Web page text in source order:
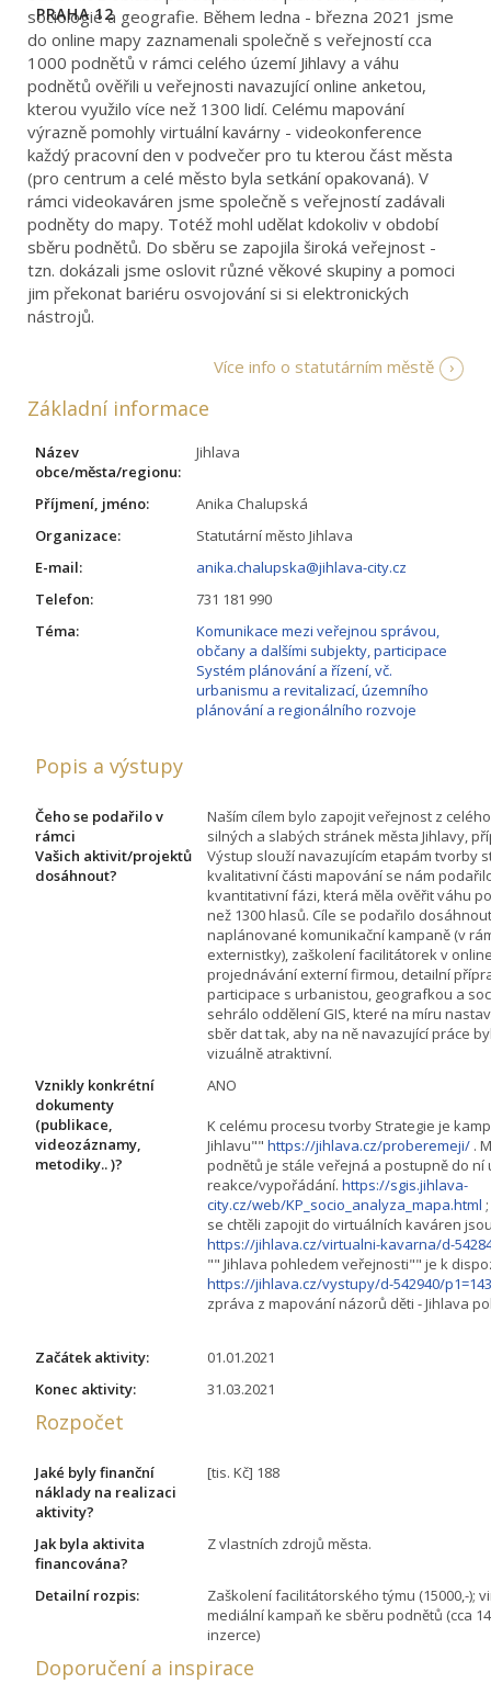
PRAHA 12
sociologie a geografie. Během ledna - března 2021 jsme
do online mapy zaznamenali společně s veřejností cca
1000 podnětů v rámci celého území Jihlavy a váhu
podnětů ověřili u veřejnosti navazující online anketou,
kterou využilo více než 1300 lidí. Celému mapování
výrazně pomohly virtuální kavárny - videokonference
každý pracovní den v podvečer pro tu kterou část města
(pro centrum a celé město byla setkání opakovaná). V
rámci videokaváren jsme společně s veřejností zadávali
podněty do mapy. Totéž mohl udělat kdokoliv v období
sběru podnětů. Do sběru se zapojila široká veřejnost -
tzn. dokázali jsme oslovit různé věkové skupiny a pomoci
jim překonat bariéru osvojování si si elektronických
nástrojů.
Více info o statutárním městě
Základní informace
Název
obce/města/regionu:
Jihlava
Příjmení, jméno:
Anika Chalupská
Organizace:
Statutární město Jihlava
E-mail:
anika.chalupska@jihlava-city.cz
Telefon:
731 181 990
Téma:
Komunikace mezi veřejnou správou,
občany a dalšími subjekty, participace
Systém plánování a řízení, vč.
urbanismu a revitalizací, územního
plánování a regionálního rozvoje
Popis a výstupy
Čeho se podařilo v
rámci
Vašich aktivit/projektů
dosáhnout?
Naším cílem bylo zapojit veřejnost z
silných a slabých stránek města Jihlavy,
Výstup slouží navazujícím etapám tvorby
kvalitativní části mapování se nám
kvantitativní fázi, která měla ověřit váhu
než 1300 hlasů. Cíle se podařilo
naplánované komunikační kampaně (v
externistky), zaškolení facilitátorek v
projednávání externí firmou, detailní
participace s urbanistou, geografkou a
sehrálo oddělení GIS, které na míru
sběr dat tak, aby na ně navazující práce
vizuálně atraktivní.
Vznikly konkrétní
dokumenty
(publikace,
videozáznamy,
metodiky.. )?
ANO
K celému procesu tvorby Strategie je
Jihlavu"" https://jihlava.cz/proberemeji/ .
podnětů je stále veřejná a postupně do ní
reakce/vypořádání. https://sgis.jihlava-
city.cz/web/KP_socio_analyza_mapa.html
se chtěli zapojit do virtuálních kaváren
https://jihlava.cz/virtualni-kavarna/d-
"" Jihlava pohledem veřejnosti"" je k
https://jihlava.cz/vystupy/d-542940/
zpráva z mapování názorů děti - Jihlava
Začátek aktivity:
01.01.2021
Konec aktivity:
31.03.2021
Rozpočet
Jaké byly finanční
náklady na realizaci
aktivity?
[tis. Kč] 188
Jak byla aktivita
financována?
Z vlastních zdrojů města.
Detailní rozpis:
Zaškolení facilitátorského týmu (15000,-);
mediální kampaň ke sběru podnětů (cca
inzerce)
Doporučení a inspirace